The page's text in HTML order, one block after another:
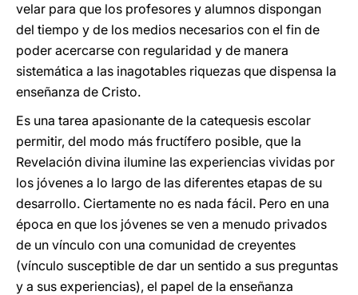
velar para que los profesores y alumnos dispongan
del tiempo y de los medios necesarios con el fin de
poder acercarse con regularidad y de manera
sistemática a las inagotables riquezas que dispensa la
enseñanza de Cristo.
Es una tarea apasionante de la catequesis escolar
permitir, del modo más fructífero posible, que la
Revelación divina ilumine las experiencias vividas por
los jóvenes a lo largo de las diferentes etapas de su
desarrollo. Ciertamente no es nada fácil. Pero en una
época en que los jóvenes se ven a menudo privados
de un vínculo con una comunidad de creyentes
(vínculo susceptible de dar un sentido a sus preguntas
y a sus experiencias), el papel de la enseñanza